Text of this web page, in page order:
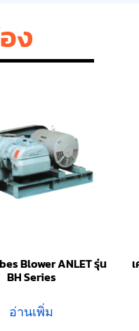
ง
Blower ANLET รุ่น
BH Series
อ่านเพิ่ม